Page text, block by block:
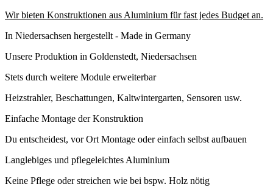
Wir bieten Konstruktionen aus Aluminium für fast jedes Budget an.
In Niedersachsen hergestellt - Made in Germany
Unsere Produktion in Goldenstedt, Niedersachsen
Stets durch weitere Module erweiterbar
Heizstrahler, Beschattungen, Kaltwintergarten, Sensoren usw.
Einfache Montage der Konstruktion
Du entscheidest, vor Ort Montage oder einfach selbst aufbauen
Langlebiges und pflegeleichtes Aluminium
Keine Pflege oder streichen wie bei bspw. Holz nötig